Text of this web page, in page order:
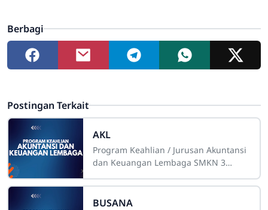
Berbagi
Postingan Terkait
AKL
Program Keahlian / Jurusan Akuntansi
dan Keuangan Lembaga SMKN 3
Akuntansi dan Keuangan Lembaga di
SMKN 3 Surakarta
BUSANA